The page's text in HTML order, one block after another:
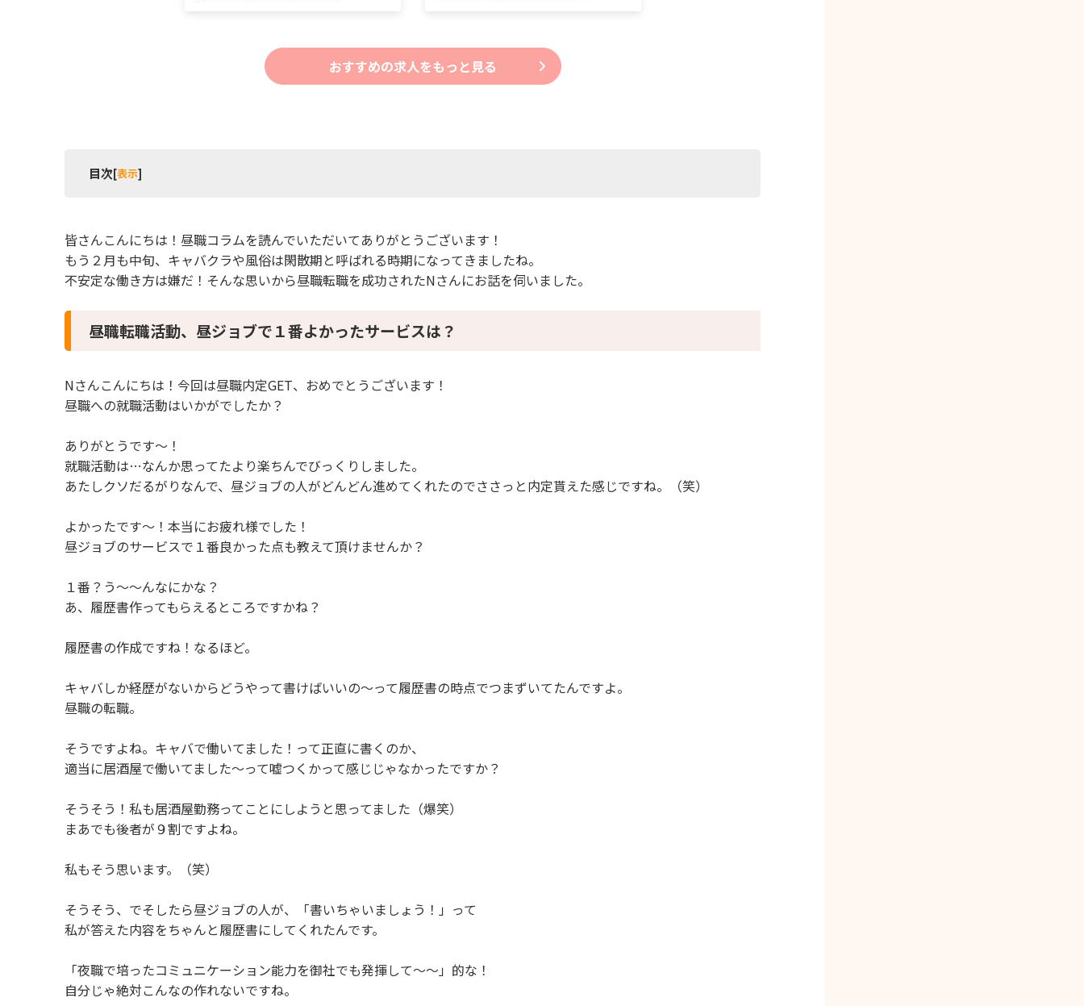
おすすめの求人をもっと見る
目次[表示]
3 昼職での目標
皆さんこんにちは！昼職コラムを読んでいただいてありがとうございます！
もう２月も中旬、キャバクラや風俗は閑散期と呼ばれる時期になってきましたね。
不安定な働き方は嫌だ！そんな思いから昼職転職を成功されたNさんにお話を伺いました。
昼職転職活動、昼ジョブで１番よかったサービスは？
Nさんこんにちは！今回は昼職内定GET、おめでとうございます！
昼職への就職活動はいかがでしたか？
ありがとうです〜！
就職活動は…なんか思ってたより楽ちんでびっくりしました。
あたしクソだるがりなんで、昼ジョブの人がどんどん進めてくれたのでささっと内定貰えた感じですね。（笑）
よかったです〜！本当にお疲れ様でした！
昼ジョブのサービスで１番良かった点も教えて頂けませんか？
１番？う〜〜んなにかな？
あ、履歴書作ってもらえるところですかね？
履歴書の作成ですね！なるほど。
キャバしか経歴がないからどうやって書けばいいの〜って履歴書の時点でつまずいてたんですよ。
昼職の転職。
そうですよね。キャバで働いてました！って正直に書くのか、
適当に居酒屋で働いてました〜って嘘つくかって感じじゃなかったですか？
そうそう！私も居酒屋勤務ってことにしようと思ってました（爆笑）
まあでも後者が９割ですよね。
私もそう思います。（笑）
そうそう、でそしたら昼ジョブの人が、「書いちゃいましょう！」って
私が答えた内容をちゃんと履歴書にしてくれたんです。
「夜職で培ったコミュニケーション能力を御社でも発揮して〜〜」的な！
自分じゃ絶対こんなの作れないですね。